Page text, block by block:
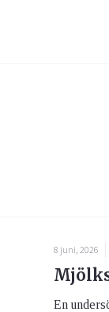
8 juni, 2026
En